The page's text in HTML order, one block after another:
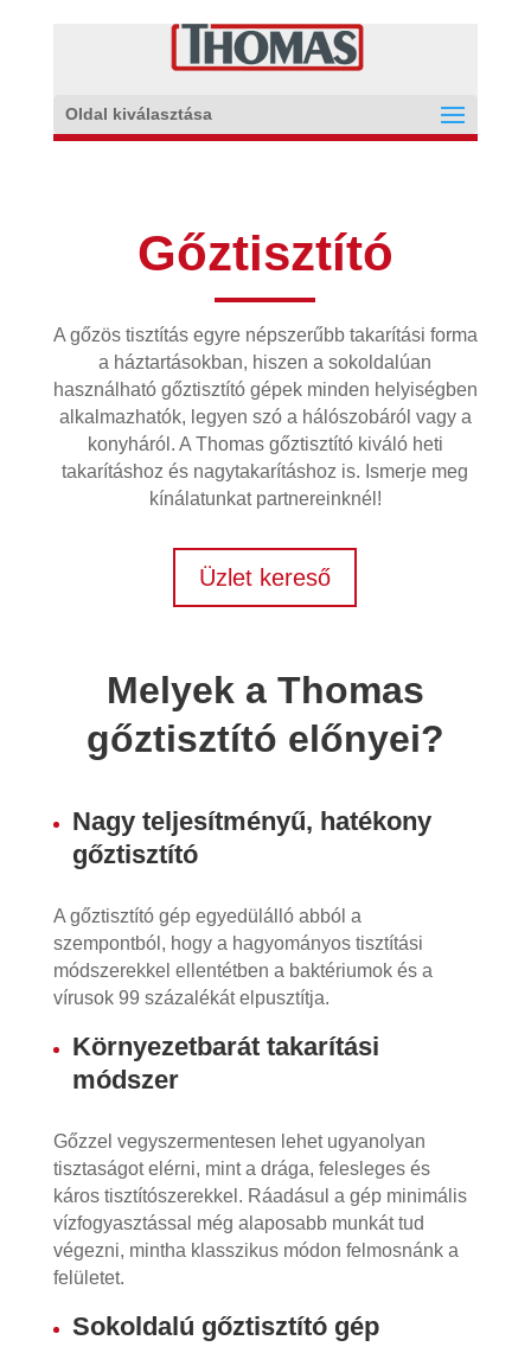
Oldal kiválasztása
Gőztisztító
A gőzös tisztítás egyre népszerűbb takarítási forma
a háztartásokban, hiszen a sokoldalúan
használható gőztisztító gépek minden helyiségben
alkalmazhatók, legyen szó a hálószobáról vagy a
konyháról. A Thomas gőztisztító kiváló heti
takarításhoz és nagytakarításhoz is. Ismerje meg
kínálatunkat partnereinknél!
Üzlet kereső
Melyek a Thomas
gőztisztító előnyei?
Nagy teljesítményű, hatékony
gőztisztító
A gőztisztító gép egyedülálló abból a
szempontból, hogy a hagyományos tisztítási
módszerekkel ellentétben a baktériumok és a
vírusok 99 százalékát elpusztítja.
Környezetbarát takarítási
módszer
Gőzzel vegyszermentesen lehet ugyanolyan
tisztaságot elérni, mint a drága, felesleges és
káros tisztítószerekkel. Ráadásul a gép minimális
vízfogyasztással még alaposabb munkát tud
végezni, mintha klasszikus módon felmosnánk a
felületet.
Sokoldalú gőztisztító gép